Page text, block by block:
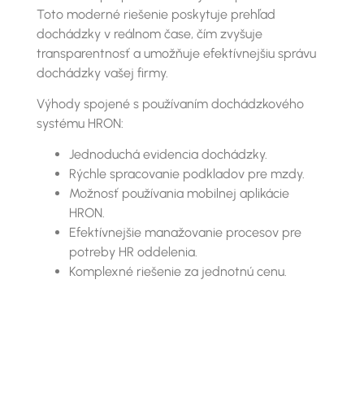
Toto moderné riešenie poskytuje prehľad
dochádzky v reálnom čase, čím zvyšuje
transparentnosť a umožňuje efektívnejšiu správu
dochádzky vašej firmy.
Výhody spojené s používaním dochádzkového
systému HRON:
Jednoduchá evidencia dochádzky.
Rýchle spracovanie podkladov pre mzdy.
Možnosť používania mobilnej aplikácie
HRON.
Efektívnejšie manažovanie procesov pre
potreby HR oddelenia.
Komplexné riešenie za jednotnú cenu.